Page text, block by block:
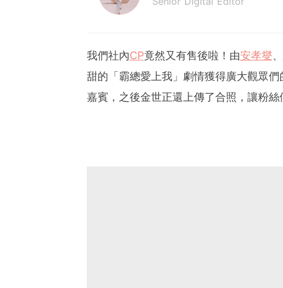
我們社內CP竟然又有售後啦！由安孝燮、
甜的「霸總愛上我」劇情獲得廣大觀眾
嘉賓，之後金世正還上傳了合照，讓粉絲